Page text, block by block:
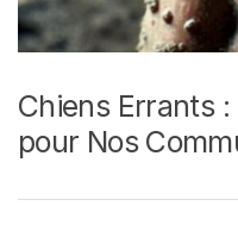
Chiens Errants
pour Nos